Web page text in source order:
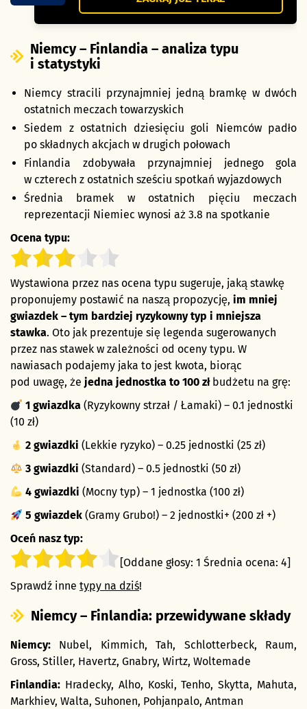
Niemcy – Finlandia – analiza typu
i statystyki
Niemcy stracili przynajmniej jedną bramkę w dwóch
ostatnich meczach towarzyskich
Siedem z ostatnich dziesięciu goli Niemców padło
po składnych akcjach w drugich połowach
Finlandia zdobywała przynajmniej jednego gola
w czterech z ostatnich sześciu spotkań wyjazdowych
Średnia bramek w ostatnich pięciu meczach
reprezentacji Niemiec wynosi aż 3.8 na spotkanie
Ocena typu:
Wystawiona przez nas ocena typu sugeruje, jaką stawkę
proponujemy postawić na naszą propozycję, im mniej
gwiazdek – tym bardziej ryzykowny typ i mniejsza
stawka. Oto jak prezentuje się legenda sugerowanych
przez nas stawek w zależności od oceny typu. W
nawiasach podajemy jaka to jest kwota, biorąc
pod uwagę, że jedna jednostka to 100 złbudżetu na grę:
1 gwiazdka (Ryzykowny strzał / Łamaki) – 0.1 jednostki
(10 zł)
2 gwiazdki (Lekkie ryzyko) – 0.25 jednostki (25 zł)
3 gwiazdki (Standard) – 0.5 jednostki (50 zł)
4 gwiazdki (Mocny typ) – 1 jednostka (100 zł)
5 gwiazdek (Gramy Grubo!) – 2 jednostki+ (200 zł +)
Oceń nasz typ:
[Oddane głosy: 1 Średnia ocena: 4]
Sprawdź inne typy na dziś!
Niemcy – Finlandia: przewidywane składy
Niemcy: Nubel, Kimmich, Tah, Schlotterbeck, Raum,
Gross, Stiller, Havertz, Gnabry, Wirtz, Woltemade
Finlandia: Hradecky, Alho, Koski, Tenho, Skytta, Mahuta,
Markhiev, Walta, Suhonen, Pohjanpalo, Antman